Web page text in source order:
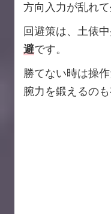
方向入力が乱れて
回避策は、土俵
避です。
勝てない時は操
腕力を鍛えるのも